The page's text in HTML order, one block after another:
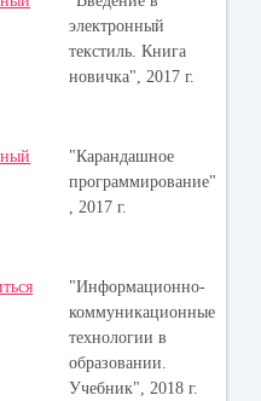
электронный
текстиль. Книга
новичка", 2017 г.
"Карандашное
программирование"
, 2017 г.
"Информационно-
коммуникационные
технологии в
образовании.
Учебник", 2018 г.